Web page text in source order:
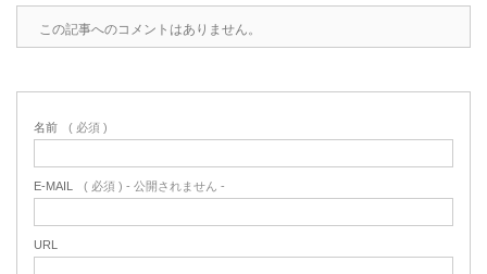
この記事へのコメントはありません。
名前 ( 必須 )
E-MAIL ( 必須 ) - 公開されません -
URL